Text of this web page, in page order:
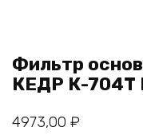
Фильтр
КЕДР К-704Т
4973,00 ₽